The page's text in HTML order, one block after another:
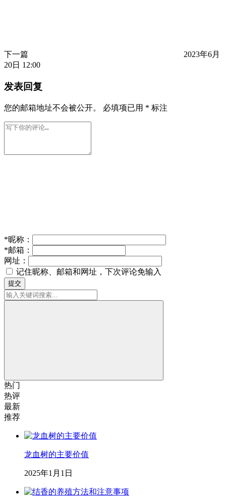
下一篇
2023年6月
20日 12:00
发表回复
您的邮箱地址不会被公开。 必填项已用 * 标注
*昵称：
*邮箱：
网址：
记住昵称、邮箱和网址，下次评论免输入
提交
热门
热评
最新
推荐
龙血树的主要价值
2025年1月1日